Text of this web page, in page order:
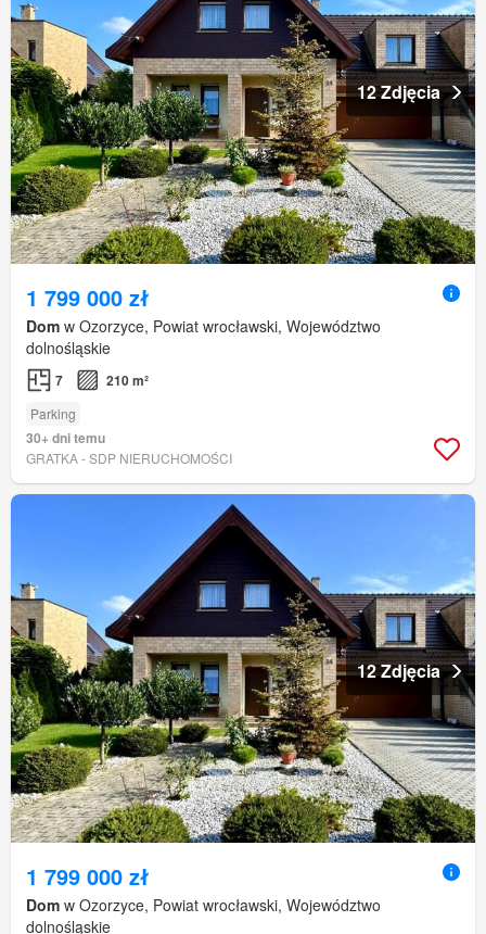
12 Zdjęcia
1 799 000 zł
Dom w Ozorzyce, Powiat wrocławski, Województwo
dolnośląskie
7 210 m²
Parking
30+ dni temu
GRATKA - SDP NIERUCHOMOŚCI
12 Zdjęcia
1 799 000 zł
Dom w Ozorzyce, Powiat wrocławski, Województwo
dolnośląskie